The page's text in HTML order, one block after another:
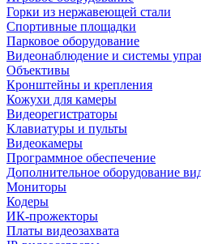
Горки из нержавеющей стали
Спортивные площадки
Парковое оборудование
Видеонаблюдение и системы
Объективы
Кронштейны и крепления
Кожухи для камеры
Видеорегистраторы
Клавиатуры и пульты
Видеокамеры
Программное обеспечение
Дополнительное оборудование
Мониторы
Кодеры
ИК-прожекторы
Платы видеозахвата